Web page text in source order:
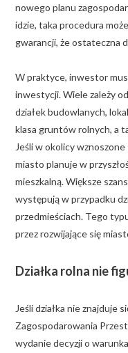
nowego planu
idzie, taka procedura
gwarancji, że ostateczna
W praktyce, inwestor
inwestycji. Wiele zależy
działek budowlanych,
klasa gruntów rolnych, a
Jeśli w okolicy
miasto planuje w
mieszkalną. Większe
występują w przypadku
przedmieściach. Tego
przez rozwijające się
Działka rolna nie
Jeśli działka nie znajduje
Zagospodarowania
wydanie decyzji o